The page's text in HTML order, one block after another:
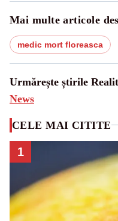
Mai multe articole
medic mort floreasca
Urmărește știrile
News
CELE MAI CITITE
1